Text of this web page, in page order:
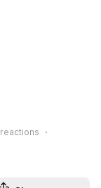
reactions